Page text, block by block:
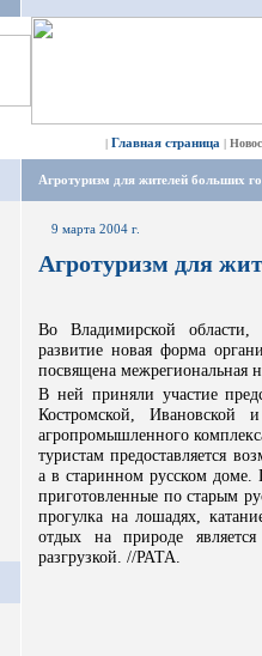
| Главная страница |
Агротуризм для жителей больших
9 марта 2004 г.
Агротуризм для
Во Владимирской
развитие новая форма
посвящена межрегиональная
В ней приняли участие
Костромской, Ивановской
агропромышленного
туристам предоставляется
а в старинном русском доме.
приготовленные по старым
прогулка на лошадях,
отдых на природе
разгрузкой. //РАТА.